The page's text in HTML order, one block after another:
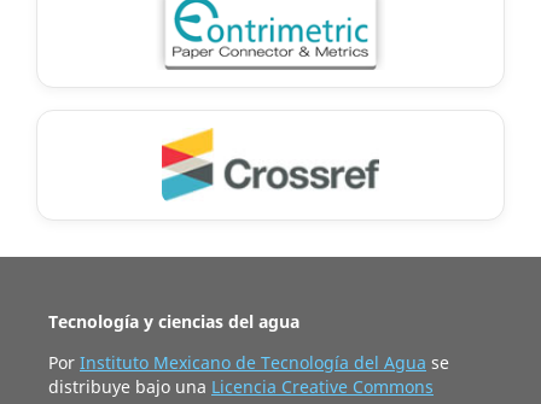
Tecnología y ciencias del agua
Por Instituto Mexicano de Tecnología del Agua se
distribuye bajo una Licencia Creative Commons